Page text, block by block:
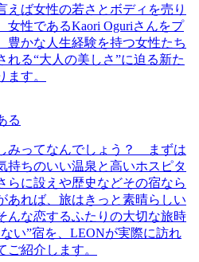
えば女性の若さとボディを売り
女性であるKaori Oguriさんをプ
豊かな人生経験を持つ女性たち
れる“大人の美しさ”に迫る新た
ます。
る
みってなんでしょう？ まずは
持ちのいい温泉と高いホスピタ
らに設えや歴史などその宿なら
あれば、旅はきっと素晴らしい
んな恋するふたりの大切な旅時
い”宿を、LEONが実際に訪れ
ご紹介します。